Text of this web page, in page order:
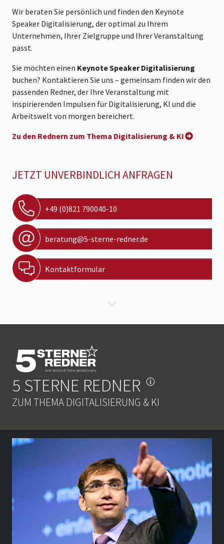
Wir beraten Sie persönlich und finden den Keynote
Speaker Digitalisierung, der optimal zu Ihrem
Unternehmen, Ihrer Zielgruppe und Ihrer Veranstaltung
passt.
Sie möchten einen Keynote Speaker Digitalisierung
buchen? Kontaktieren Sie uns – gemeinsam finden wir den
passenden Redner, der Ihre Veranstaltung mit
inspirierenden Impulsen für Digitalisierung, KI und die
Arbeitswelt von morgen bereichert.
Zu den Rednern zum Thema Digitalisierung & KI
JETZT UNVERBINDLICH ANFRAGEN
+49 (0)821 790040-10
beratung@5-sterne-redner.de
Kontaktformular
5 STERNE REDNER
ZUM THEMA DIGITALISIERUNG & KI